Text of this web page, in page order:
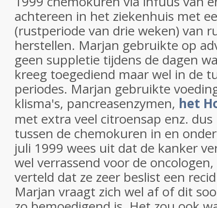
achtereen in het ziekenhuis met
(rustperiode van drie weken) van
herstellen. Marjan gebruikte op
geen suppletie tijdens de dagen
kreeg toegediend maar wel in de
periodes. Marjan gebruikte
klisma's, pancreasenzymen, het
met extra veel citroensap enz.
tussen de chemokuren in en
juli 1999 wees uit dat de kanker
wel verrassend voor de
verteld dat ze zeer beslist een
Marjan vraagt zich wel af of dit